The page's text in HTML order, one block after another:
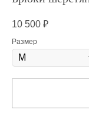
10 500 ₽
Размер